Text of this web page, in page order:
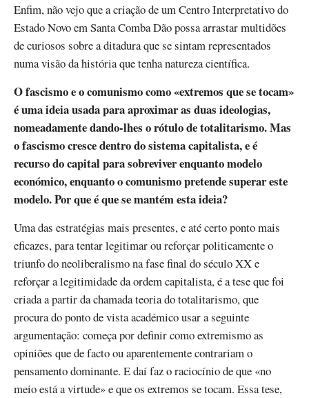
Enfim, não vejo que a criação de um Centro Interpretativo do
Estado Novo em Santa Comba Dão possa arrastar multidões
de curiosos sobre a ditadura que se sintam representados
numa visão da história que tenha natureza científica.
O fascismo e o comunismo como «extremos que se tocam»
é uma ideia usada para aproximar as duas ideologias,
nomeadamente dando-lhes o rótulo de totalitarismo. Mas
o fascismo cresce dentro do sistema capitalista, e é
recurso do capital para sobreviver enquanto modelo
económico, enquanto o comunismo pretende superar este
modelo. Por que é que se mantém esta ideia?
Uma das estratégias mais presentes, e até certo ponto mais
eficazes, para tentar legitimar ou reforçar politicamente o
triunfo do neoliberalismo na fase final do século XX e
reforçar a legitimidade da ordem capitalista, é a tese que foi
criada a partir da chamada teoria do totalitarismo, que
procura do ponto de vista académico usar a seguinte
argumentação: começa por definir como extremismo as
opiniões que de facto ou aparentemente contrariam o
pensamento dominante. E daí faz o raciocínio de que «no
meio está a virtude» e que os extremos se tocam. Essa tese,